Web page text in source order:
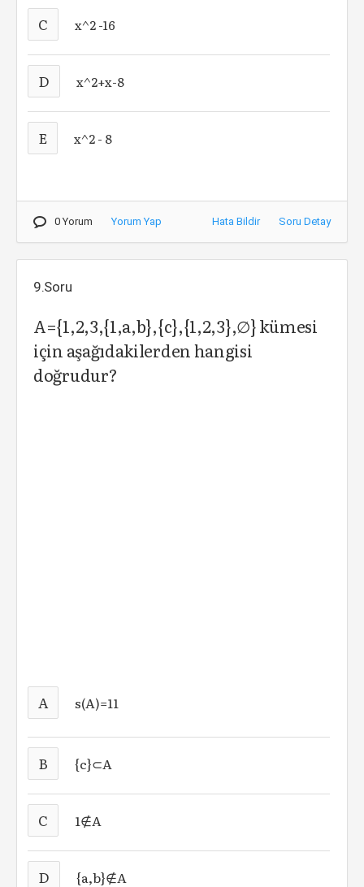
C x^2 -16
D x^2+x-8
E x^2 - 8
0 Yorum Yorum Yap Hata Bildir Soru Detay
9.Soru
A={1,2,3,{1,a,b},{c},{1,2,3},∅} kümesi
için aşağıdakilerden hangisi
doğrudur?
A s(A)=11
B {c}⊂A
C 1∉A
D {a,b}∉A